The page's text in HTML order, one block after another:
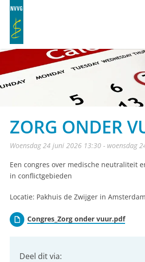
ZORG ONDER
woensdag 24 juni 2026 13:30 - woensdag
Een congres over medische neutraliteit
in conflictgebieden
Locatie: Pakhuis de Zwijger in Amsterdam
Congres_Zorg onder vuur.pdf
Deel dit via: